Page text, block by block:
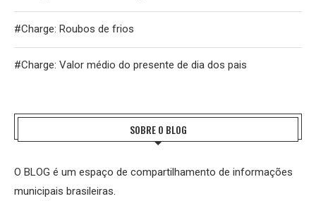
#Charge: Roubos de frios
#Charge: Valor médio do presente de dia dos pais
SOBRE O BLOG
O BLOG é um espaço de compartilhamento de informações
municipais brasileiras.